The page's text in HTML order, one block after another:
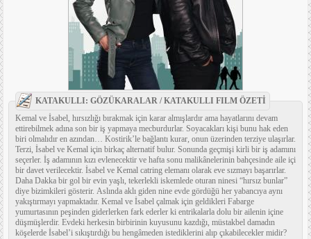
KATAKULLI: GÖZÜKARALAR / KATAKULLI FILM ÖZETİ
Kemal ve İsabel, hırsızlığı bırakmak için karar almışlardır ama hayatlarını devam
ettirebilmek adına son bir iş yapmaya mecburdurlar. Soyacakları kişi bunu hak eden
biri olmalıdır en azından… Kostirik’le bağlantı kurar, onun üzerinden terziye ulaşırlar.
Terzi, İsabel ve Kemal için birkaç alternatif bulur. Sonunda geçmişi kirli bir iş adamını
seçerler. İş adamının kızı evlenecektir ve hafta sonu malikânelerinin bahçesinde aile içi
bir davet verilecektir. İsabel ve Kemal catring elemanı olarak eve sızmayı başarırlar.
Daha Dakka bir gol bir evin yaşlı, tekerlekli iskemlede oturan ninesi “hırsız bunlar”
diye bizimkileri gösterir. Aslında aklı giden nine evde gördüğü her yabancıya aynı
yakıştırmayı yapmaktadır. Kemal ve İsabel çalmak için geldikleri Fabarge
yumurtasının peşinden giderlerken fark ederler ki entrikalarla dolu bir ailenin içine
düşmüşlerdir. Evdeki herkesin birbirinin kuyusunu kazdığı, müstakbel damadın
köşelerde İsabel’i sıkıştırdığı bu hengâmeden istediklerini alıp çıkabilecekler midir?